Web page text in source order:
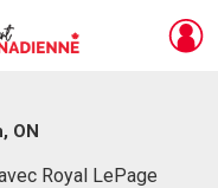
ON
Royal LePage